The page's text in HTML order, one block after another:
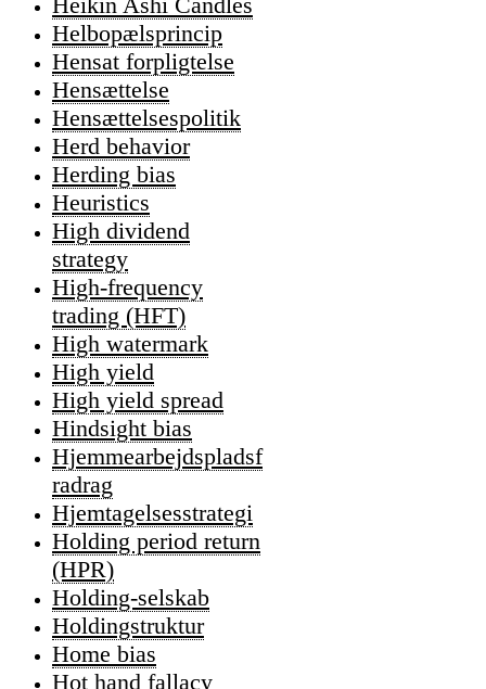
Helbopælsprincip
Hensat forpligtelse
Hensættelse
Hensættelsespolitik
Herd behavior
Herding bias
Heuristics
High dividend
strategy
High-frequency
trading (HFT)
High watermark
High yield
High yield spread
Hindsight bias
Hjemmearbejdspladsf
radrag
Hjemtagelsesstrategi
Holding period return
(HPR)
Holding-selskab
Holdingstruktur
Home bias
Hot hand fallacy